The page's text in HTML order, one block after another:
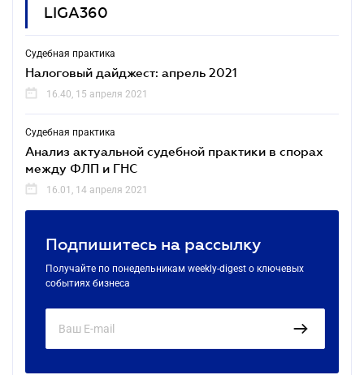
LIGA360
Судебная практика
Налоговый дайджест: апрель 2021
16.40, 15 апреля 2021
Судебная практика
Анализ актуальной судебной практики в спорах
между ФЛП и ГНС
16.01, 14 апреля 2021
Подпишитесь на рассылку
Получайте по понедельникам weekly-digest о ключевых
событиях бизнеса